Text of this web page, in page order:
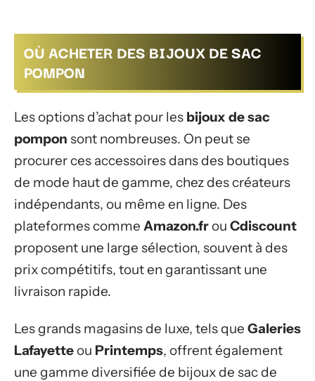
OÙ ACHETER DES BIJOUX DE SAC
POMPON
Les options d’achat pour les bijoux de sac
pompon sont nombreuses. On peut se
procurer ces accessoires dans des boutiques
de mode haut de gamme, chez des créateurs
indépendants, ou même en ligne. Des
plateformes comme Amazon.frou Cdiscount
proposent une large sélection, souvent à des
prix compétitifs, tout en garantissant une
livraison rapide.
Les grands magasins de luxe, tels que Galeries
Lafayetteou Printemps, offrent également
une gamme diversifiée de bijoux de sac de